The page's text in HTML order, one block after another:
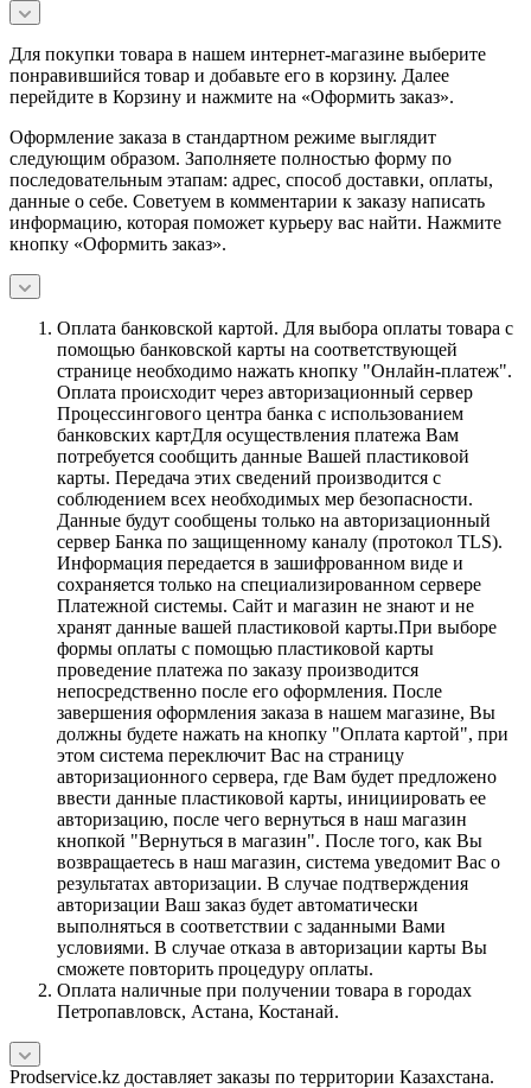
Для покупки товара в нашем интернет-магазине выберите
понравившийся товар и добавьте его в корзину. Далее
перейдите в Корзину и нажмите на «Оформить заказ».
Оформление заказа в стандартном режиме выглядит
следующим образом. Заполняете полностью форму по
последовательным этапам: адрес, способ доставки, оплаты,
данные о себе. Советуем в комментарии к заказу написать
информацию, которая поможет курьеру вас найти. Нажмите
кнопку «Оформить заказ».
Оплата банковской картой. Для выбора оплаты товара с
помощью банковской карты на соответствующей
странице необходимо нажать кнопку "Онлайн-платеж".
Оплата происходит через авторизационный сервер
Процессингового центра банка с использованием
банковских картДля осуществления платежа Вам
потребуется сообщить данные Вашей пластиковой
карты. Передача этих сведений производится с
соблюдением всех необходимых мер безопасности.
Данные будут сообщены только на авторизационный
сервер Банка по защищенному каналу (протокол TLS).
Информация передается в зашифрованном виде и
сохраняется только на специализированном сервере
Платежной системы. Сайт и магазин не знают и не
хранят данные вашей пластиковой карты.При выборе
формы оплаты с помощью пластиковой карты
проведение платежа по заказу производится
непосредственно после его оформления. После
завершения оформления заказа в нашем магазине, Вы
должны будете нажать на кнопку "Оплата картой", при
этом система переключит Вас на страницу
авторизационного сервера, где Вам будет предложено
ввести данные пластиковой карты, инициировать ее
авторизацию, после чего вернуться в наш магазин
кнопкой "Вернуться в магазин". После того, как Вы
возвращаетесь в наш магазин, система уведомит Вас о
результатах авторизации. В случае подтверждения
авторизации Ваш заказ будет автоматически
выполняться в соответствии с заданными Вами
условиями. В случае отказа в авторизации карты Вы
сможете повторить процедуру оплаты.
Оплата наличные при получении товара в городах
Петропавловск, Астана, Костанай.
Prodservice.kz доставляет заказы по территории Казахстана.